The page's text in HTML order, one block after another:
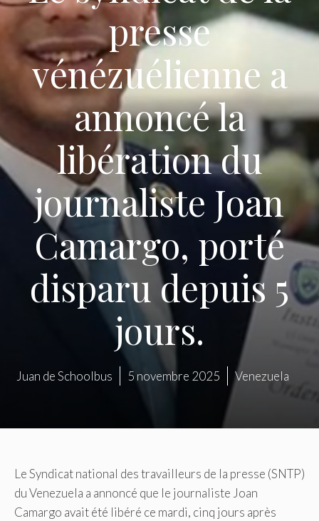
presse
vénézuélienne a
annoncé la
libération du
journaliste Joan
Camargo, porté
disparu depuis 5
jours.
Juan de Schoolbus 5 novembre 2025 Venezuela
Le Syndicat national des travailleurs de la presse (SNTP)
du Venezuela a annoncé que le journaliste Joan
Camargo avait été libéré ce mardi, cinq jours après